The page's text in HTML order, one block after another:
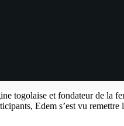
togolaise et fondateur de la
Edem s’est vu